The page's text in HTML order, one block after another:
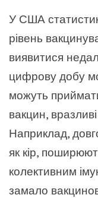
У США
рівень
виявитися
цифрову добу
можуть
вакцин,
Наприклад,
як кір,
колективним
замало